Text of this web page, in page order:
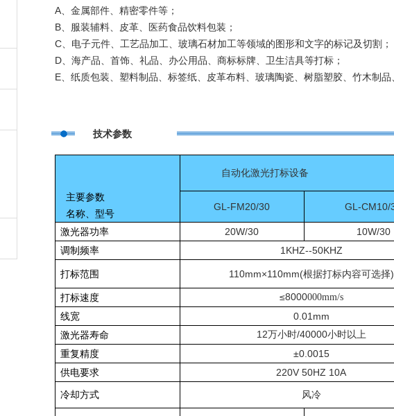
A、金属部件、精密零件等；
B、服装辅料、皮革、医药食品饮料包装；
C、 电子元件、工艺品加工、玻璃石材加工等领域的图形和文字的标记及切割；
D、 海产品、首饰、礼品、办公用品、商标标牌、卫生洁具等打标；
E、 纸质包装、塑料制品、标签纸、皮革布料、玻璃陶瓷、树脂塑胶、竹木制品
技术参数
主要参数
名称、型号
自动化激光打标设备
GL-FM20/30 GL-CM10/
激光器功率 20W/30
10W/30
调制频率
1KHZ--50KHZ
打标范围 110mm×110mm(根据打标内容可选择)
打标速度 ≤8000000mm/s
线宽
0.01mm
激光器寿命
12万小时/40000小时以上
重复精度 ±0.0015
供电要求
220V 50HZ 10A
冷却方式
风冷